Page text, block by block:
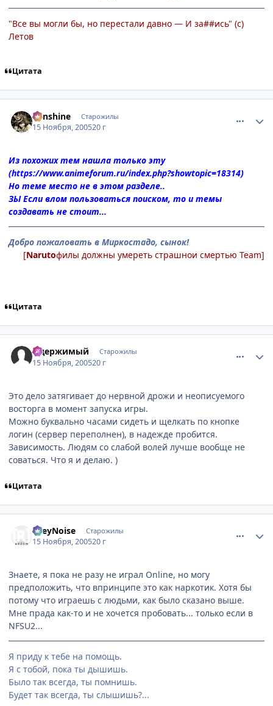
"Все вы могли бы, но перестали давно — И за##ись" (с)
Летов
Цитата
Sunshine Старожилы
15 Ноября, 200520 г
Из похожих тем нашла только эту
(https://www.animeforum.ru/index.php?showtopic=18314)
Но теме место не в этом разделе..
ЗЫ Если влом пользоваться поиском, то и темы
создавать не стоит...
Добро пожаловать в Миркостадо, сынок!
[Narutoфилы должны умереть страшнои смертью Team]
Цитата
Одержимый Старожилы
15 Ноября, 200520 г
Это дело затягивает до нервной дрожи и неописуемого
восторга в момент запуска игры.
Можно буквально часами сидеть и щелкать по кнопке
логин (сервер переполнен), в надежде пробится.
Зависимость. Людям со слабой волей лучше вообще не
соваться. Что я и делаю. )
Цитата
GreyNoise Старожилы
15 Ноября, 200520 г
Знаете, я пока не разу не играл Online, но могу
предположить, что впринципе это как наркотик. Хотя бы
потому что играешь с людьми, как было сказано выше.
Мне прада как-то и не хочется пробовать... только если в
NFSU2...
Я приду к тебе на помощь.
Я с тобой, пока ты дышишь.
Было так всегда, ты помнишь.
Будет так всегда, ты слышишь?...